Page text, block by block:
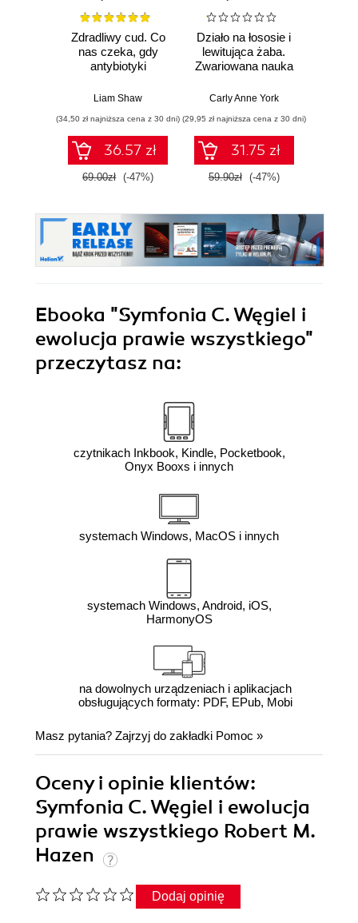
Zdradliwy cud. Co
nas czeka, gdy
antybiotyki
Liam Shaw
(34,50 zł najniższa cena z 30 dni)
36.57 zł
69.00zł (-47%)
Działo na łososie i
lewitująca żaba.
Zwariowana nauka
poważne odkrycia
Carly Anne York
(29,95 zł najniższa cena z 30 dni)
31.75 zł
59.90zł (-47%)
Ebooka "Symfonia C. Węgiel i
ewolucja prawie wszystkiego"
przeczytasz na:
czytnikach Inkbook, Kindle, Pocketbook,
Onyx Booxs i innych
systemach Windows, MacOS i innych
systemach Windows, Android, iOS,
HarmonyOS
na dowolnych urządzeniach i aplikacjach
obsługujących formaty: PDF, EPub, Mobi
Masz pytania? Zajrzyj do zakładki Pomoc »
Oceny i opinie klientów:
Symfonia C. Węgiel i ewolucja
prawie wszystkiego Robert M.
Hazen
Dodaj opinię